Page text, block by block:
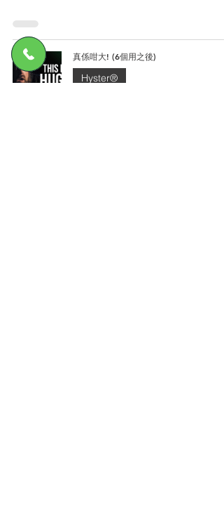
真係咁大! (6個用之後)
Hyster®